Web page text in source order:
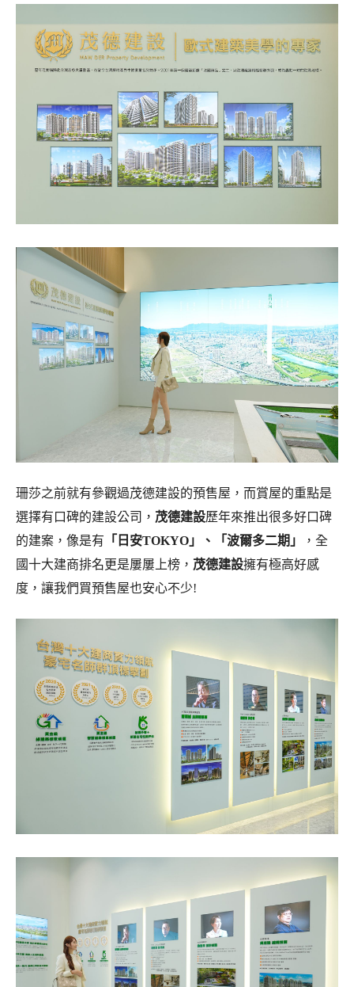
珊莎之前就有參觀過茂德建設的預售屋，而賞屋的重點是
選擇有口碑的建設公司， 茂德建設歷年來推出很多好口碑
的建案，像是有 「日安TOKYO」、「波爾多二期」
，全
國十大建商排名更是屢屢上榜， 茂德建設擁有極高好感
度，讓我們買預售屋也安心不少!